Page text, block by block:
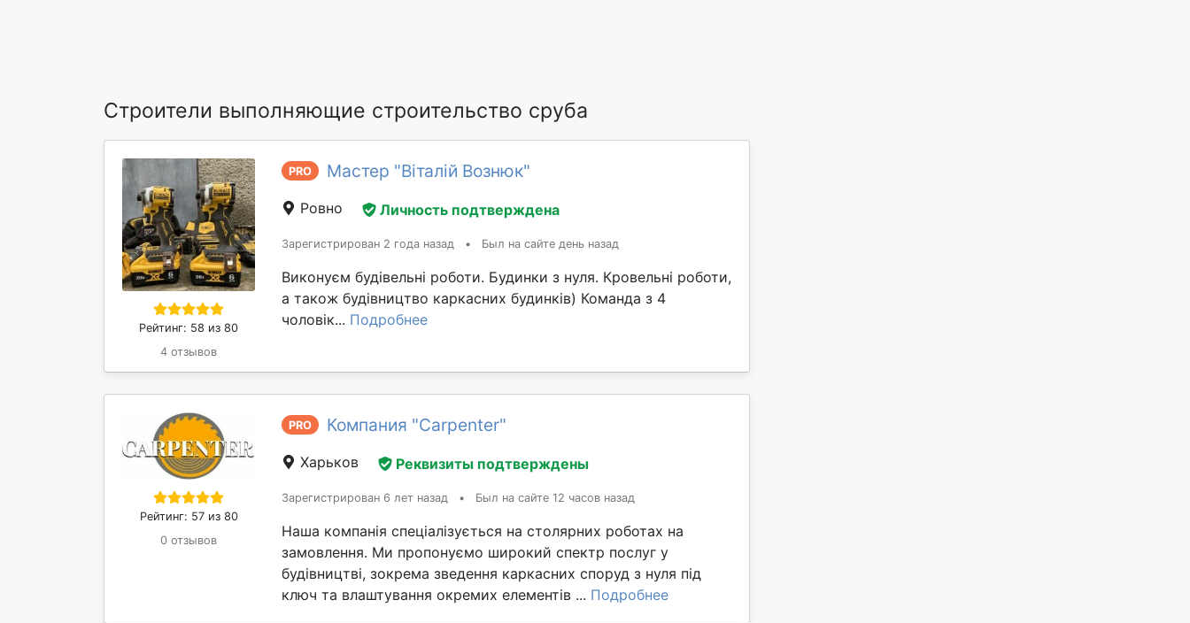
Строители выполняющие строительство сруба
Рейтинг: 58 из 80
4 отзывов
PRO Мастер "Віталій Вознюк"
Ровно Личность подтверждена
Зарегистрирован 2 года назад • Был на сайте день назад
Виконуєм будівельні роботи. Будинки з нуля. Кровельні роботи,
а також будівництво каркасних будинків) Команда з 4
чоловік... Подробнее
Рейтинг: 57 из 80
0 отзывов
PRO Компания "Сarpenter"
Харьков Реквизиты подтверждены
Зарегистрирован 6 лет назад • Был на сайте 12 часов назад
Наша компанія спеціалізується на столярних роботах на
замовлення. Ми пропонуємо широкий спектр послуг у
будівництві, зокрема зведення каркасних споруд з нуля під
ключ та влаштування окремих елементів ... Подробнее